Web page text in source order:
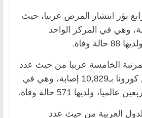
بؤر انتشار المرض عربيا، حيث
11,975 إصابة، وهي في المركز الواحد
وفاة.
الخامسة عربيا من حيث عدد
الإصابات بفيروس كورونا بـ10,829 إصابة، وهي في
ولديها 571 حالة وفاة.
العربية من حيث عدد